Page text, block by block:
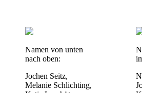
Namen von unten
nach oben:
Jochen Seitz,
Melanie Schlichting,